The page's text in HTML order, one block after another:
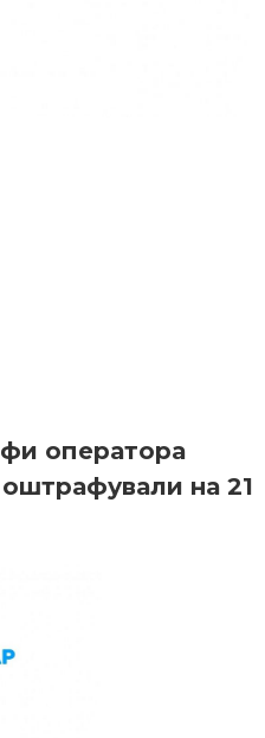
оператора
оштрафували на 21